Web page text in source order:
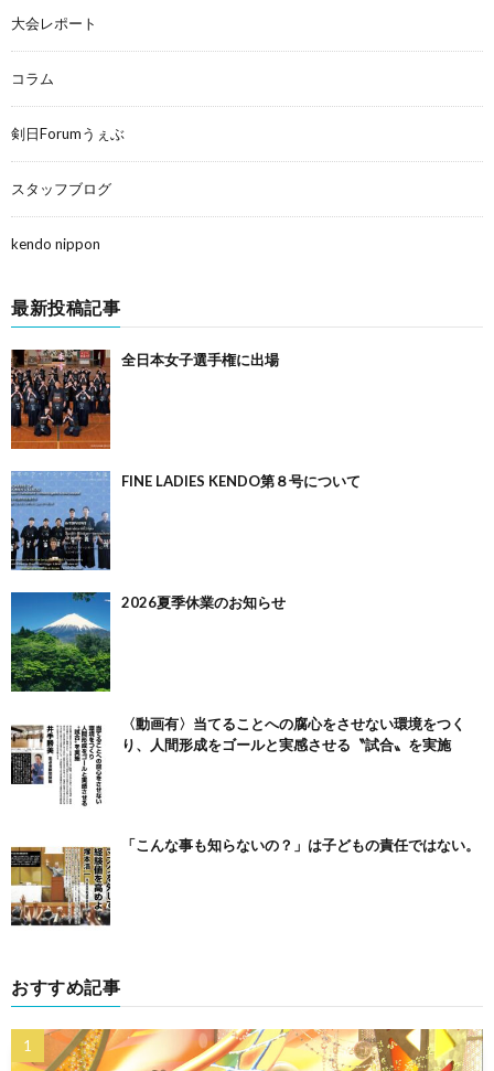
大会レポート
コラム
剣日Forumうぇぶ
スタッフブログ
kendo nippon
最新投稿記事
全日本女子選手権に出場
FINE LADIES KENDO第８号について
2026夏季休業のお知らせ
〈動画有〉当てることへの腐心をさせない環境をつく
り、人間形成をゴールと実感させる〝試合〟を実施
「こんな事も知らないの？」は子どもの責任ではない。
おすすめ記事